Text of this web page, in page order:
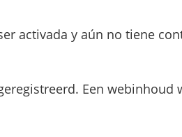
activada y aún no tiene
Een webinhoud